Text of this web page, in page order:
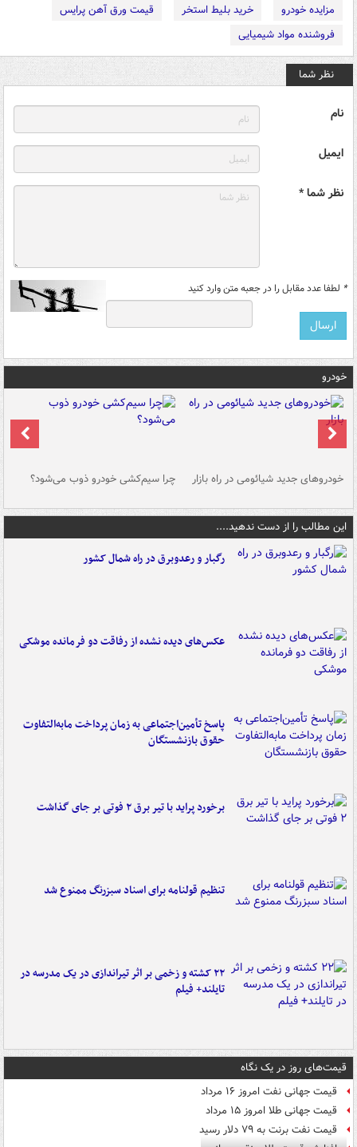
مزایده خودرو
خرید بلیط استخر
قیمت ورق آهن پرایس
فروشنده مواد شیمیایی
نظر شما
نام
ایمیل
نظر شما *
* لطفا عدد مقابل را در جعبه متن وارد کنید
خودرو
خودروهای جدید شیائومی در راه بازار چرا سیم‌کشی خودرو ذوب می‌شود؟
این مطالب را از دست ندهید....
رگبار و رعدوبرق در راه شمال کشور
عکس‌های دیده نشده از رفاقت دو فرمانده‌ موشکی
پاسخ تأمین‌اجتماعی به زمان پرداخت مابه‌التفاوت
حقوق بازنشستگان
برخورد پراید با تیر برق ۲ فوتی بر جای گذاشت
تنظیم قولنامه برای اسناد سبزرنگ ممنوع شد
۲۲ کشته و زخمی بر اثر تیراندازی در یک مدرسه در
تایلند+ فیلم
قیمت‌های روز در یک نگاه
قیمت جهانی نفت امروز ۱۶ مرداد
قیمت جهانی طلا امروز ۱۵ مرداد
قیمت نفت برنت به ۷۹ دلار رسید